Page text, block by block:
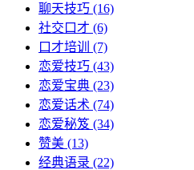
聊天技巧 (16)
社交口才 (6)
口才培训
(7)
恋爱技巧 (43)
恋爱宝典 (23)
恋爱话术 (74)
恋爱秘笈 (34)
赞美 (13)
经典语录 (22)